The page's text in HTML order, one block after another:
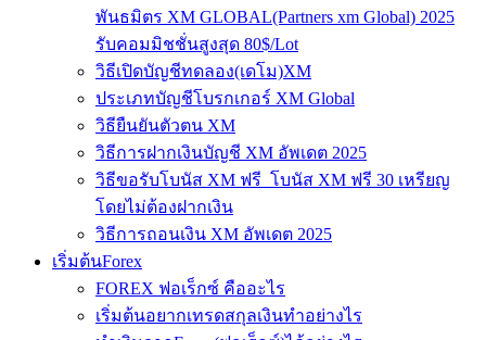
พันธมิตร XM GLOBAL(Partners xm Global) 2025
รับคอมมิชชั่นสูงสุด 80$/Lot
วิธีเปิดบัญชีทดลอง(เดโม)XM
ประเภทบัญชีโบรกเกอร์ XM Global
วิธียืนยันตัวตน XM
วิธีการฝากเงินบัญชี XM อัพเดต 2025
วิธีขอรับโบนัส XM ฟรี โบนัส XM ฟรี 30 เหรียญ
โดยไม่ต้องฝากเงิน
วิธีการถอนเงิน XM อัพเดต 2025
เริ่มต้นForex
FOREX ฟอเร็กซ์ คืออะไร
เริ่มต้นอยากเทรดสกุลเงินทำอย่างไร